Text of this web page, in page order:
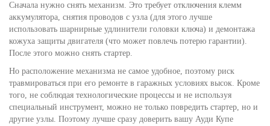
Сначала нужно снять механизм. Это требует отключения клемм
аккумулятора, снятия проводов с узла (для этого лучше
использовать шарнирные удлинители головки ключа) и демонтажа
кожуха защиты двигателя (что может повлечь потерю гарантии).
После этого можно снять стартер.
Но расположение механизма не самое удобное, поэтому риск
травмироваться при его ремонте в гаражных условиях высок. Кроме
того, не соблюдая технологические процессы и не используя
специальный инструмент, можно не только повредить стартер, но и
другие узлы. Поэтому лучше сразу доверить вашу Ауди Купе